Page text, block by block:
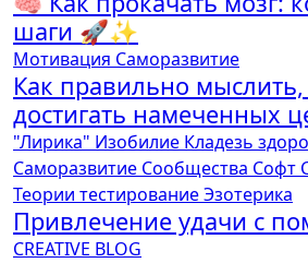
шаги 🚀✨
Мотивация Саморазвитие
Как правильно
достигать намеченных
"Лирика" Изобилие Кладезь
Саморазвитие Сообщества Софт
Теории тестированиеЭзотерика
Привлечение удачи с
CREATIVE BLOG